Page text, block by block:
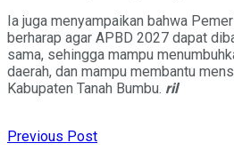
Ia juga menyampaikan bahwa
berharap agar APBD 2027 dapat
sama, sehingga mampu
daerah, dan mampu membantu
Kabupaten Tanah Bumbu. ril
Previous Post